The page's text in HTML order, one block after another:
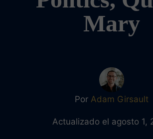
Mary
Por Adam Girsault
Actualizado el agosto 1,